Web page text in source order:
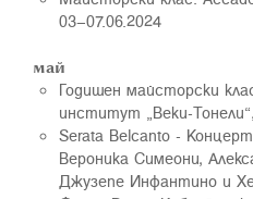
03–07.06.2024
май
Годишен майсторски
институт „Веки-
Serata Belcanto -
Вероника Симеони,
Джузепе Инфантино и